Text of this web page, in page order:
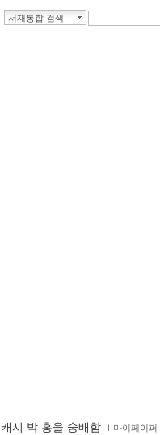
서재통합 검색
캐시 박 홍을 숭배함 ｌ 마이페이퍼